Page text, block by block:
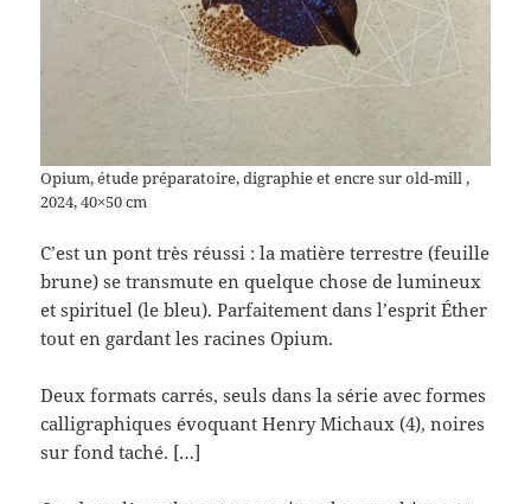
Opium, étude préparatoire, digraphie et encre sur old-mill ,
2024, 40×50 cm
C’est un pont très réussi : la matière terrestre (feuille
brune) se transmute en quelque chose de lumineux
et spirituel (le bleu). Parfaitement dans l’esprit Éther
tout en gardant les racines Opium.
Deux formats carrés, seuls dans la série avec formes
calligraphiques évoquant Henry Michaux (4), noires
sur fond taché. […]